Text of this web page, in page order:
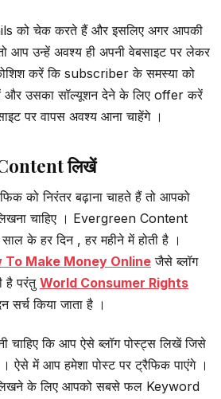
को चेक करते हैं और इसलिए अगर आपकी
उन्हें अवश्य ही अपनी वेबसाइट पर लेकर
करें कि subscriber के समस्या को
और उसका सॉल्यूशन देने के लिए offer करें
पर वापस अवश्य आना चाहेंगे ।
लिखें
को निरंतर बढ़ाना चाहते हैं तो आपको
चाहिए । Evergreen Content
के हर दिन , हर महीने में होती है ।
To Make Money Onlineजैसे ब्लॉग
है परंतु World Consumer Rights
सर्च किया जाता है ।
चाहिए कि आप ऐसे ब्लॉग पोस्ट्स लिखें जिसे
। ऐसे में आप हमेशा पोस्ट पर ट्रैफिक पाएंगे ।
के लिए आपको सबसे फल Keyword